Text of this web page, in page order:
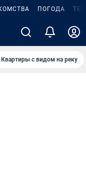
ПОГОДА
Квартиры с видом на реку